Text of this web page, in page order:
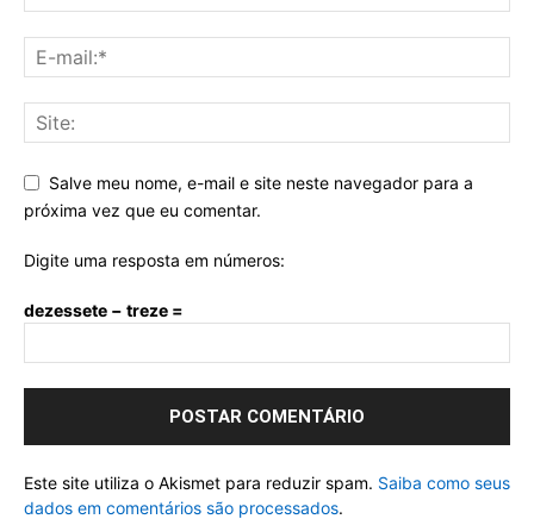
Salve meu nome, e-mail e site neste navegador para a
próxima vez que eu comentar.
Digite uma resposta em números:
dezessete − treze =
Este site utiliza o Akismet para reduzir spam. Saiba como seus
dados em comentários são processados.